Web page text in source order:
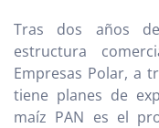
Tras dos años
estructura
Empresas Polar, a
tiene planes de
maíz PAN es el